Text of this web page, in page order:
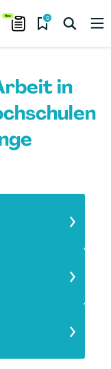
0
in